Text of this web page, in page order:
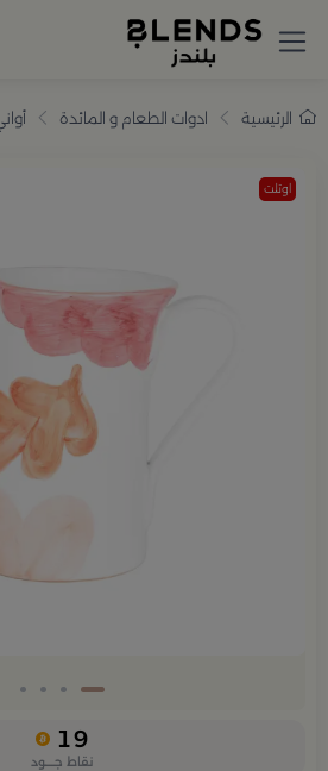
تسوّق من بلندز تشكيلة تضم
الرئيسية ادوات الطعام و المائدة
اوتلت
19
نقاط جــــود